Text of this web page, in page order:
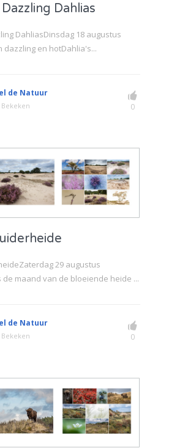
Dahlias
DahliasDinsdag 18 augustus
dazzling en hotDahlia's...
de Natuur
Bekeken 0
29 augustus
de maand van de bloeiende heide ...
de Natuur
Bekeken 0